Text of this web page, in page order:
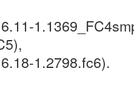
1.2798.fc6).